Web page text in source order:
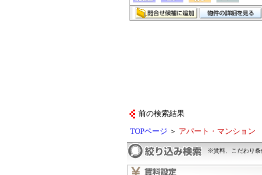
前の検索結果
TOPページ ＞ アパート・マンション
※賃料、こだわり条